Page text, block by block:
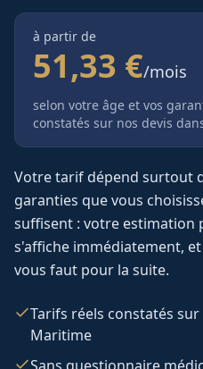
à partir de
51,33 €/mois
selon votre âge et vos
constatés sur nos devis
Votre tarif dépend surtout
garanties que vous
suffisent : votre estimation
s'affiche immédiatement,
vous faut pour la suite.
Tarifs réels constatés
Maritime